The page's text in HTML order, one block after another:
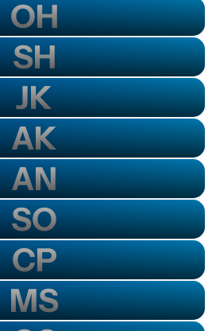
OH
SH
JK
AK
AN
SO
CP
MS